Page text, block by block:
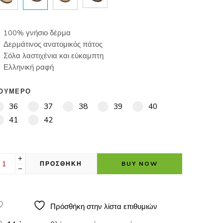
100% γνήσιο δέρμα
Δερμάτινος ανατομικός πάτος
Σόλα λαστιχένια και εύκαμπτη
Ελληνική ραφή
36 37 38 39
40
41
42
ΠΡΟΣΘΗΚΗ BUY NOW
Πρόσθήκη στην λίστα επιθυμιών